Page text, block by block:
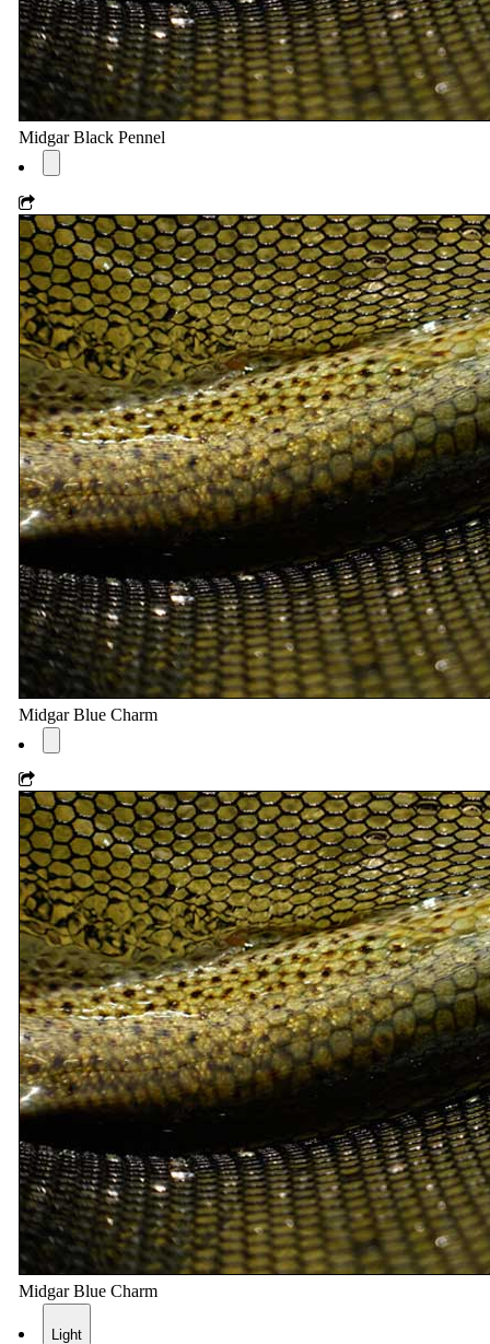
Midgar Black Pennel
Midgar Blue Charm
Midgar Blue Charm
Light